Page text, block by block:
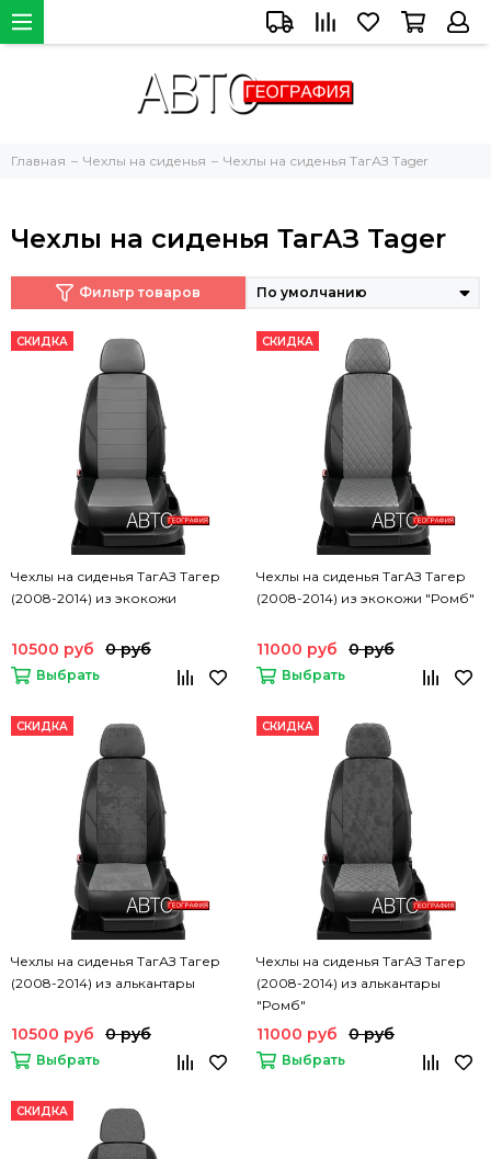
Главная Чехлы на сиденья Чехлы на сиденья ТагАЗ Tager
Чехлы на сиденья ТагАЗ Tager
Фильтр товаров
СКИДКА
Чехлы на сиденья ТагАЗ Тагер
(2008-2014) из экокожи
10500 руб 0 руб
Выбрать
СКИДКА
Чехлы на сиденья ТагАЗ Тагер
(2008-2014) из экокожи "Ромб"
11000 руб 0 руб
Выбрать
СКИДКА
Чехлы на сиденья ТагАЗ Тагер
(2008-2014) из алькантары
10500 руб 0 руб
Выбрать
СКИДКА
Чехлы на сиденья ТагАЗ Тагер
(2008-2014) из алькантары
"Ромб"
11000 руб 0 руб
Выбрать
СКИДКА